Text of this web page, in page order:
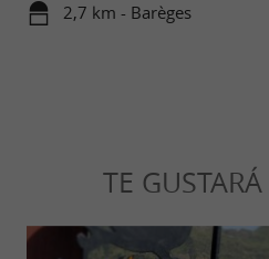
2,7 km - Barèges
TE GUSTARÁ